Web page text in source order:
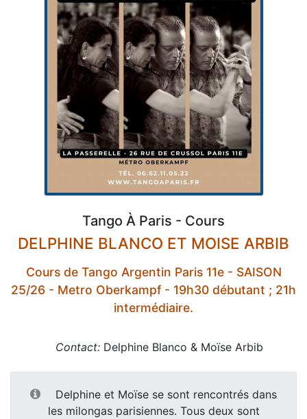
Tango À Paris - Cours
DELPHINE BLANCO ET MOISE ARBIB
Cours de Tango Argentin Paris 11e - SAISON
25/26 - Metro Oberkampf - 19h30 débutant ; 21h
intermédiaire.
Contact:Delphine Blanco & Moïse Arbib
Delphine et Moïse se sont rencontrés dans
les milongas parisiennes. Tous deux sont